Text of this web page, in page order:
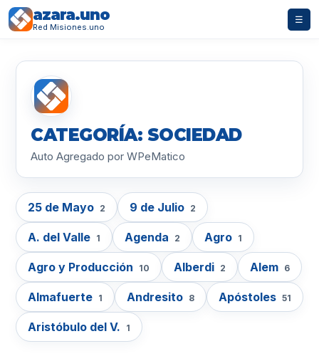
azara.uno
Red Misiones.uno
☰
CATEGORÍA: SOCIEDAD
Auto Agregado por WPeMatico
25 de Mayo 2 9 de Julio 2
A. del Valle 1 Agenda 2 Agro 1
Agro y Producción 10 Alberdi 2 Alem 6
Almafuerte 1 Andresito 8 Apóstoles 51
Aristóbulo del V. 1